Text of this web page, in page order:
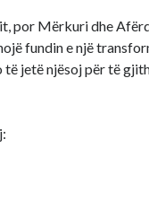
por Mërkuri dhe
fundin e një
jetë njësoj për të